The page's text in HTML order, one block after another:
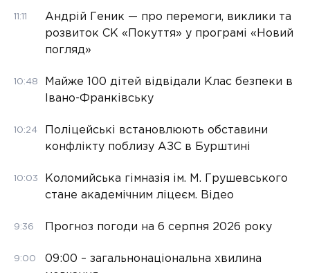
11:11
Андрій Геник — про перемоги, виклики та
розвиток СК «Покуття» у програмі «Новий
погляд»
10:48
Майже 100 дітей відвідали Клас безпеки в
Івано-Франківську
10:24
Поліцейські встановлюють обставини
конфлікту поблизу АЗС в Бурштині
10:03
Коломийська гімназія ім. М. Грушевського
стане академічним ліцеєм. Відео
9:36 Прогноз погоди на 6 серпня 2026 року
9:00
09:00 – загальнонаціональна хвилина